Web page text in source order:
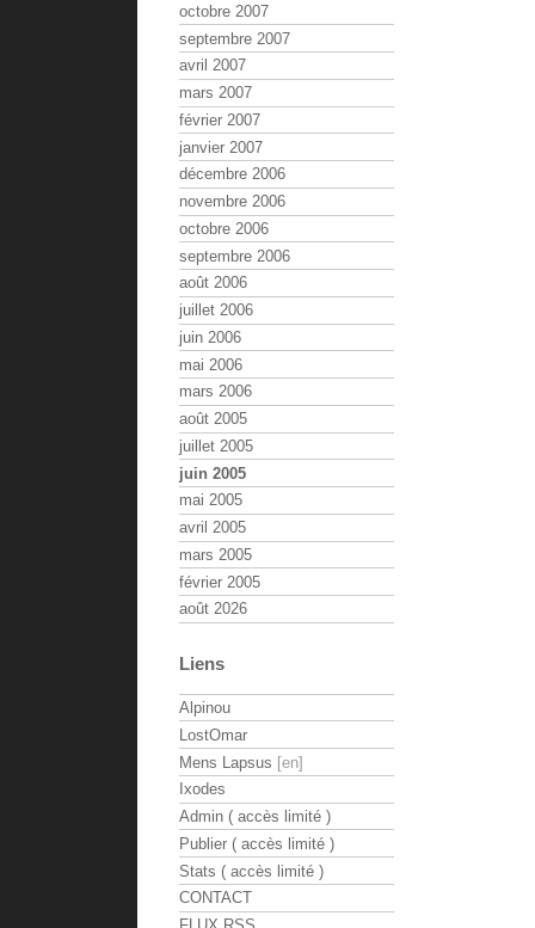
octobre 2007
septembre 2007
avril 2007
mars 2007
février 2007
janvier 2007
décembre 2006
novembre 2006
octobre 2006
septembre 2006
août 2006
juillet 2006
juin 2006
mai 2006
mars 2006
août 2005
juillet 2005
juin 2005
mai 2005
avril 2005
mars 2005
février 2005
août 2026
Liens
Alpinou
LostOmar
Mens Lapsus
Ixodes
Admin ( accès limité )
Publier ( accès limité )
Stats ( accès limité )
CONTACT